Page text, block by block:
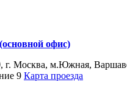
офис)
г. Москва, м.Южная,
9 Карта проезда